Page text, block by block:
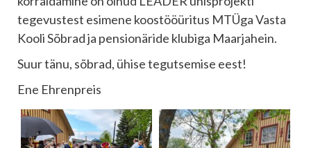
tegevustest esimene koostööüritus MTÜga Vasta
Kooli Sõbrad ja pensionäride klubiga Maarjahein.
Suur tänu, sõbrad, ühise tegutsemise eest!
Ene Ehrenpreis